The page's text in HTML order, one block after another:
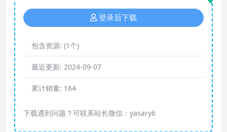
登录后下载
包含资源: (1个)
最近更新: 2024-09-07
累计销量: 164
下载遇到问题？可联系站长微信：yasary6